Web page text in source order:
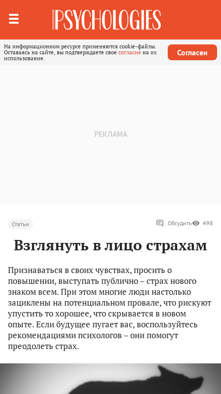
На информационном ресурсе применяются cookie-файлы.
Оставаясь на сайте, вы подтверждаете свое согласие на их
использование.
Согласен
Статьи Обсудить 498
Взглянуть в лицо страхам
Признаваться в своих чувствах, просить о
повышении, выступать публично – страх нового
знаком всем. При этом многие люди настолько
зациклены на потенциальном провале, что рискуют
упустить то хорошее, что скрывается в новом
опыте. Если будущее пугает вас, воспользуйтесь
рекомендациями психологов – они помогут
преодолеть страх.